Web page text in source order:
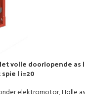
volle doorlopende as |
| i=20
elektromotor,Holle as